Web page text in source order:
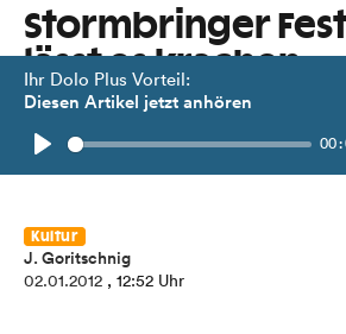
Ihr Dolo Plus Vorteil:
Diesen Artikel jetzt anhören
Play
Stormbringer
lässt es krachen
Die Rockbeat-Crew lädt
zum Abrocken ins
Kultur
J. Goritschnig
02.01.2012 , 12:52 Uhr